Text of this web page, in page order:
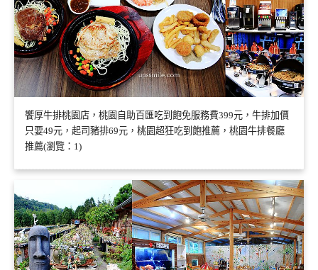
饗厚牛排桃園店，桃園自助百匯吃到飽免服務費399元，牛排加價
只要49元，起司豬排69元，桃園超狂吃到飽推薦，桃園牛排餐廳
推薦(瀏覽：1)